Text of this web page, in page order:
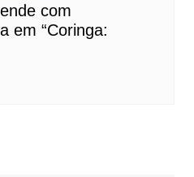
com
em “Coringa: